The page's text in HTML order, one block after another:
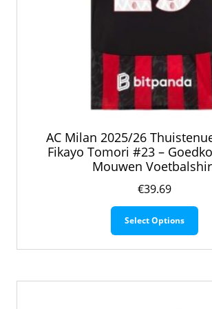
AC Milan 2025/26
Fikayo Tomori #23 –
Mouwen
€39.69
Select Options
Dit